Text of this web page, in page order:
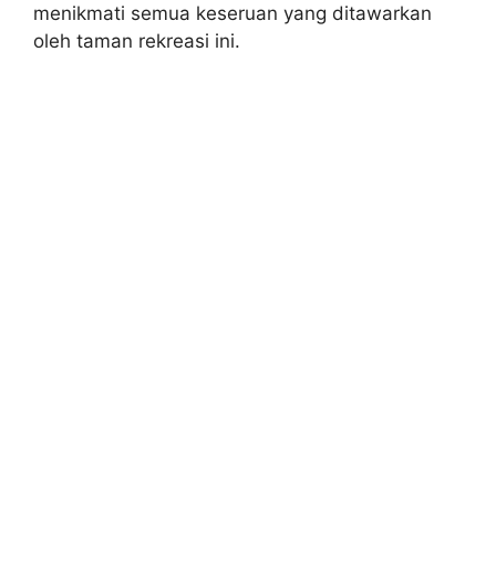
menikmati semua keseruan yang ditawarkan
oleh taman rekreasi ini.